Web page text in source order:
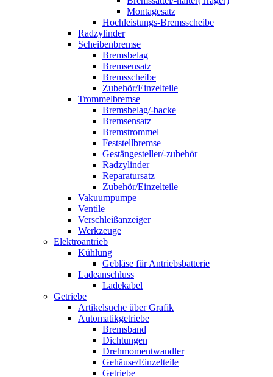
Montagesatz
Hochleistungs-Bremsscheibe
Radzylinder
Scheibenbremse
Bremsbelag
Bremsensatz
Bremsscheibe
Zubehör/Einzelteile
Trommelbremse
Bremsbelag/-backe
Bremsensatz
Bremstrommel
Feststellbremse
Gestängesteller/-zubehör
Radzylinder
Reparatursatz
Zubehör/Einzelteile
Vakuumpumpe
Ventile
Verschleißanzeiger
Werkzeuge
Elektroantrieb
Kühlung
Gebläse für Antriebsbatterie
Ladeanschluss
Ladekabel
Getriebe
Artikelsuche über Grafik
Automatikgetriebe
Bremsband
Dichtungen
Drehmomentwandler
Gehäuse/Einzelteile
Getriebe